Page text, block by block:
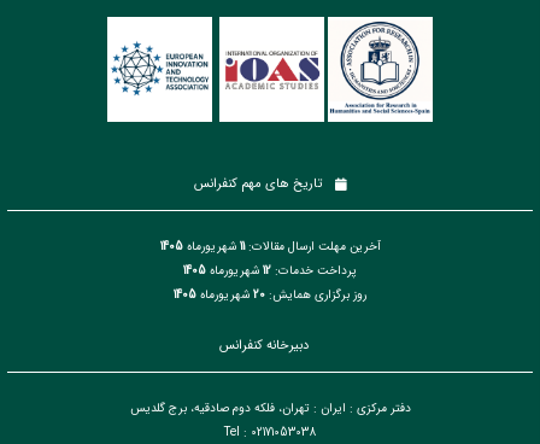
تاریخ های مهم کنفرانس
آخرین مهلت ارسال مقالات:11 شهریورماه 1405
پرداخت خدمات:
شهریورماه 1405
روز برگزاری همایش: 20 شهریورماه
دبیرخانه کنفرانس
دفتر مرکزی : ایران : تهران، فلکه دوم صادقیه، برج گلدیس
Tel : 02171053038